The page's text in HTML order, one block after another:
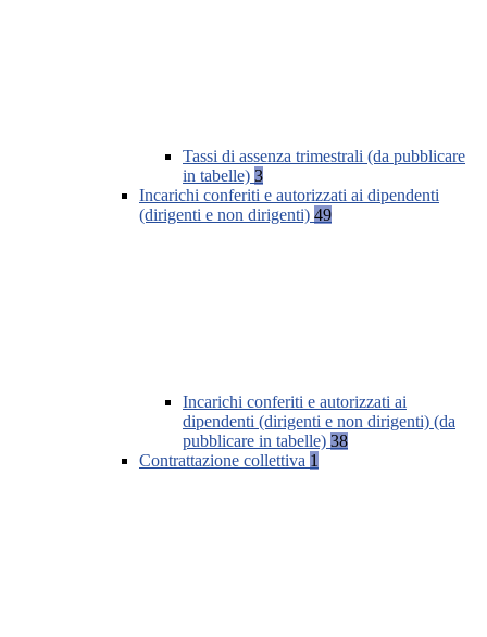
Tassi di assenza trimestrali (da pubblicare
in tabelle) 3
Incarichi conferiti e autorizzati ai dipendenti
(dirigenti e non dirigenti) 49
Incarichi conferiti e autorizzati ai
dipendenti (dirigenti e non dirigenti) (da
pubblicare in tabelle) 38
Contrattazione collettiva 1